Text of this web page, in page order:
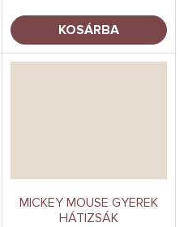
KOSÁRBA
MICKEY MOUSE GYEREK
HÁTIZSÁK